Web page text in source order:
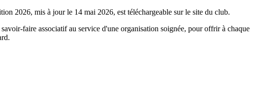
2026, mis à jour le 14 mai 2026, est téléchargeable sur le site du club.
faire associatif au service d'une organisation soignée, pour offrir à chaque